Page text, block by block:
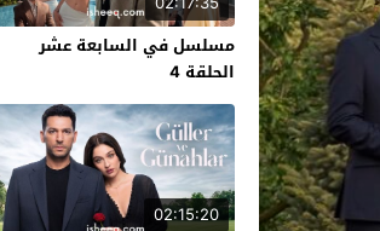
مسلسل في السابعة عشر
الحلقة 4
02:15:20